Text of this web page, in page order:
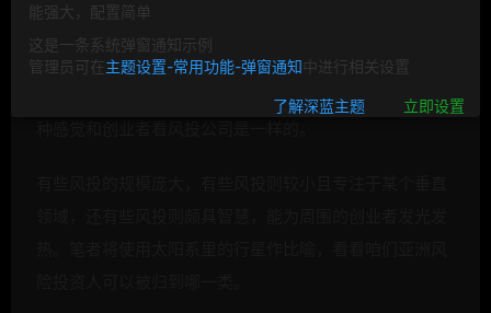
你有过野营旅行的经历吗？晚上躺在帐篷里，看着夜空中
闪闪发光的繁星，有没有一种遥不可及的感觉。没错，这
能强大，配置简单
这是一条系统弹窗通知示例
管理员可在主题设置-常用功能-弹窗通知中进行相关设置
了解深蓝主题 立即设置